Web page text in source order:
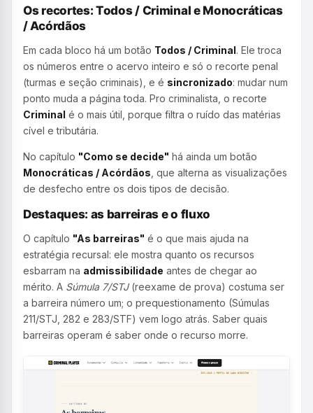
Os recortes: Todos / Criminal e Monocráticas
/ Acórdãos
Em cada bloco há um botão Todos / Criminal. Ele troca
os números entre o acervo inteiro e só o recorte penal
(turmas e seção criminais), e é sincronizado: mudar num
ponto muda a página toda. Pro criminalista, o recorte
Criminal é o mais útil, porque filtra o ruído das matérias
cível e tributária.
No capítulo "Como se decide" há ainda um botão
Monocráticas / Acórdãos , que alterna as visualizações
de desfecho entre os dois tipos de decisão.
Destaques: as barreiras e o fluxo
O capítulo "As barreiras" é o que mais ajuda na
estratégia recursal: ele mostra quanto os recursos
esbarram na admissibilidade antes de chegar ao
mérito. A Súmula 7/STJ(reexame de prova) costuma ser
a barreira número um; o prequestionamento (Súmulas
211/STJ, 282 e 283/STF) vem logo atrás. Saber quais
barreiras operam é saber onde o recurso morre.